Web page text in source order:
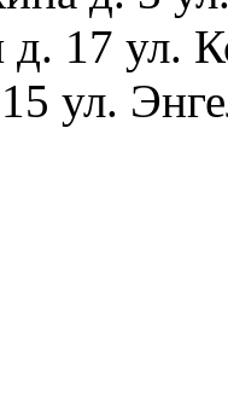
д. 17 ул.
ул.